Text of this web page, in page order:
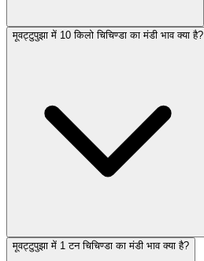
मूवट्टुपुझा में 10 किलो चिचिण्डा का मंडी भाव क्या है?
मूवट्टुपुझा में 1 टन चिचिण्डा का मंडी भाव क्या है?